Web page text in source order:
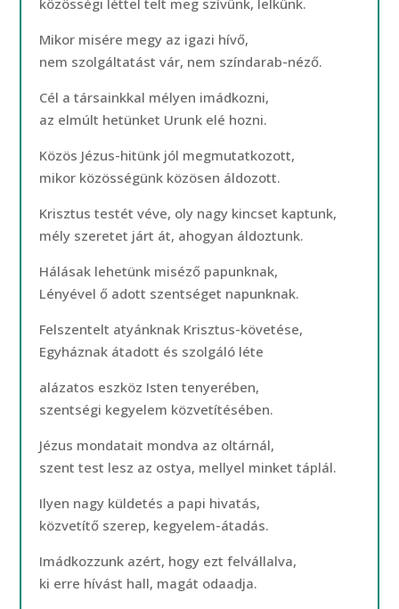
közösségi léttel telt meg szívünk, lelkünk.
Mikor misére megy az igazi hívő,
nem szolgáltatást vár, nem színdarab-néző.
Cél a társainkkal mélyen imádkozni,
az elmúlt hetünket Urunk elé hozni.
Közös Jézus-hitünk jól megmutatkozott,
mikor közösségünk közösen áldozott.
Krisztus testét véve, oly nagy kincset kaptunk,
mély szeretet járt át, ahogyan áldoztunk.
Hálásak lehetünk miséző papunknak,
Lényével ő adott szentséget napunknak.
Felszentelt atyánknak Krisztus-követése,
Egyháznak átadott és szolgáló léte
alázatos eszköz Isten tenyerében,
szentségi kegyelem közvetítésében.
Jézus mondatait mondva az oltárnál,
szent test lesz az ostya, mellyel minket táplál.
Ilyen nagy küldetés a papi hivatás,
közvetítő szerep, kegyelem-átadás.
Imádkozzunk azért, hogy ezt felvállalva,
ki erre hívást hall, magát odaadja.